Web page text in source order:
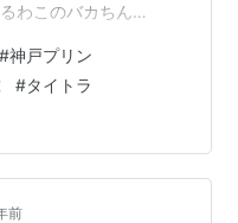
わこのバカちん
〜 ダイヤモンドダス
これまじで写真で伝
キラしててめちゃく
うて〜 ええ酒飲んで〜
白州18年 北海道って元
#神戸プリン
#タイトラ
前